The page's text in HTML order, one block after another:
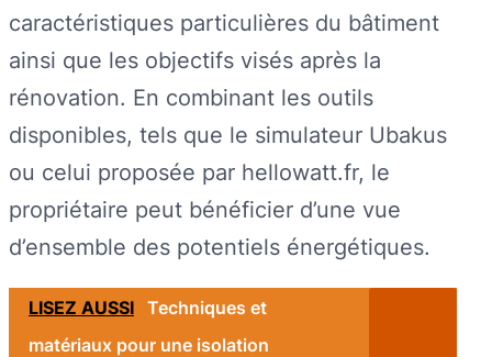
caractéristiques particulières du bâtiment
ainsi que les objectifs visés après la
rénovation. En combinant les outils
disponibles, tels que le simulateur Ubakus
ou celui proposée par hellowatt.fr, le
propriétaire peut bénéficier d’une vue
d’ensemble des potentiels énergétiques.
LISEZ AUSSI Techniques et
matériaux pour une isolation